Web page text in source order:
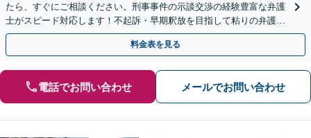
たら、すぐにご相談ください。刑事事件の示談交渉の経験豊富な弁護
士がスピード対応します！不起訴・早期釈放を目指して粘りの弁護活
動を行います。
料金表を見る
電話でお問い合わせ メールでお問い合わせ